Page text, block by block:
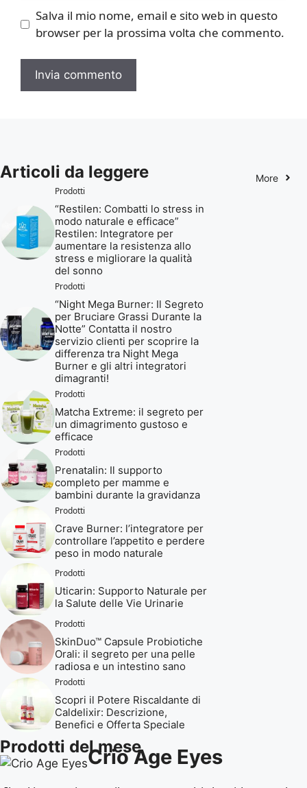
Salva il mio nome, email e sito web in questo
browser per la prossima volta che commento.
Articoli da leggere
More
Prodotti
“Restilen: Combatti lo stress in
modo naturale e efficace”
Restilen: Integratore per
aumentare la resistenza allo
stress e migliorare la qualità
del sonno
Prodotti
“Night Mega Burner: Il Segreto
per Bruciare Grassi Durante la
Notte” Contatta il nostro
servizio clienti per scoprire la
differenza tra Night Mega
Burner e gli altri integratori
dimagranti!
Prodotti
Matcha Extreme: il segreto per
un dimagrimento gustoso e
efficace
Prodotti
Prenatalin: Il supporto
completo per mamme e
bambini durante la gravidanza
Prodotti
Crave Burner: l’integratore per
controllare l’appetito e perdere
peso in modo naturale
Prodotti
Uticarin: Supporto Naturale per
la Salute delle Vie Urinarie
Prodotti
SkinDuo™ Capsule Probiotiche
Orali: il segreto per una pelle
radiosa e un intestino sano
Prodotti
Scopri il Potere Riscaldante di
Caldelixir: Descrizione,
Benefici e Offerta Speciale
Prodotti del meseCrio Age Eyes